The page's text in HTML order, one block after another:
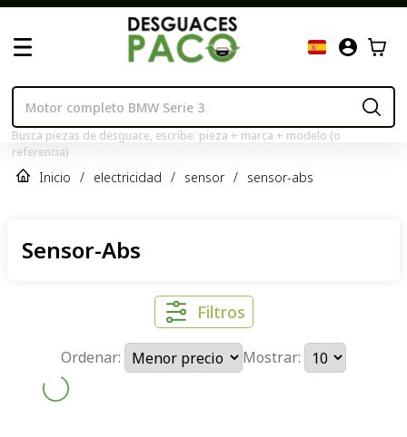
Busca piezas de desguace, escribe: pieza + marca + modelo (o
referencia)
Inicio / electricidad / sensor / sensor-abs
Sensor-Abs
Filtros
Ordenar: Mostrar: